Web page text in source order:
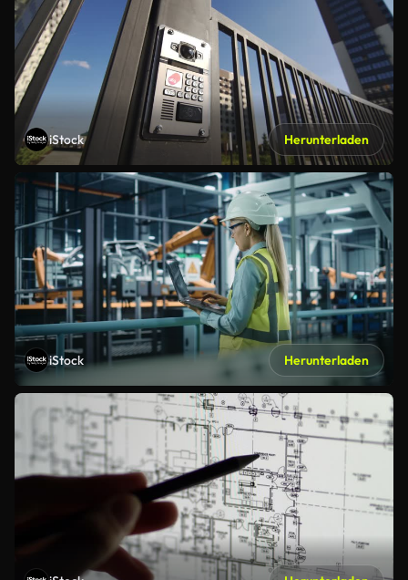
iStock Herunterladen
iStock Herunterladen